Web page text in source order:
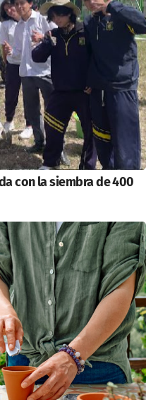
con la siembra de 400